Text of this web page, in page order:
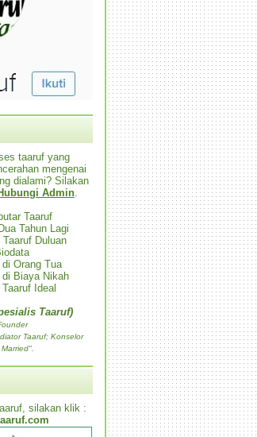
taaruf yang
mengenai
dialami? Silakan
Admin
Taaruf
Tahun Lagi
Duluan
Orang Tua
di Biaya Nikah
Ideal
Taaruf)
Taaruf; Konselor
silakan klik :